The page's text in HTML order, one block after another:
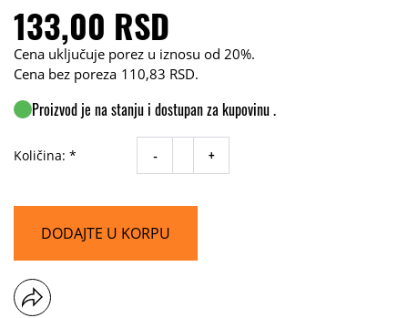
133,00 RSD
Cena uključuje porez u iznosu od 20%.
Cena bez poreza 110,83 RSD.
Proizvod je na stanju i dostupan za kupovinu .
Količina: * - +
DODAJTE U KORPU